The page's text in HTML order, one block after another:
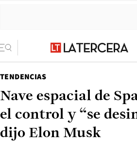
TENDENCIAS
Nave espacial de
el control y “se
dijo Elon Musk